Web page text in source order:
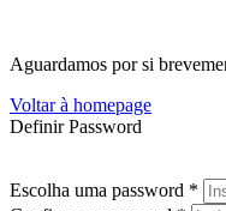
Aguardamos por si
Voltar à homepage
Definir Password
Escolha uma password *